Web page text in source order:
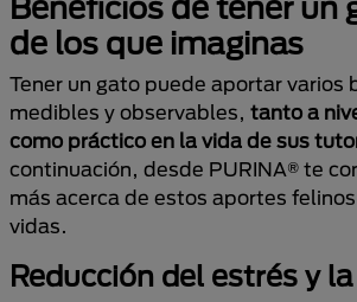
Beneficios de tener un
de los que imaginas
Tener un gato puede aportar varios
medibles y observables, tanto a
como práctico en la vida de sus
continuación, desde PURINA® te
más acerca de estos aportes
vidas.
Reducción del estrés y